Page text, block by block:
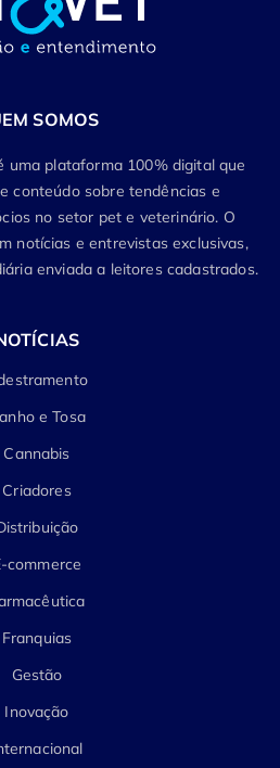
SOMOS
uma plataforma 100% digital que
conteúdo sobre tendências e
no setor pet e veterinário. O
notícias e entrevistas exclusivas,
enviada a leitores cadastrados.
e Tosa
Cannabis
Criadores
commerce
Franquias
Gestão
Inovação